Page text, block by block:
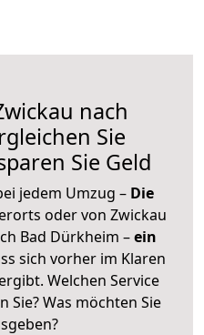
nach
Sie
Sie Geld
jedem Umzug – Die
oder von Zwickau
Bad Dürkheim –ein
sich vorher im Klaren
Welchen Service
Was möchten Sie